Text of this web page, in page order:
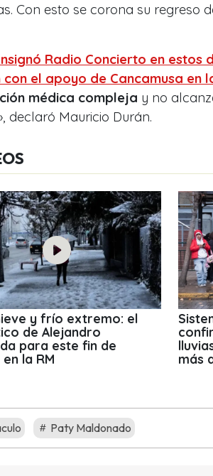
Con esto se corona su regreso
Radio Concierto en estos
el apoyo de Cancamusa en
médica compleja y no
declaró Mauricio Durán.
y frío extremo: el
de Alejandro
para este fin de
la RM
más
Paty Maldonado